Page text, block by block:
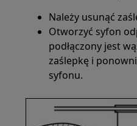
Należy usunąć
Otworzyć syfon
podłączony jest
zaślepkę i
syfonu.